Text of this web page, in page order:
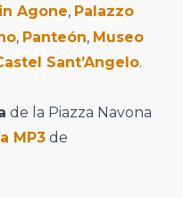
Agone, Palazzo
, Panteón, Museo
Sant’Angelo.
de la Piazza Navona
MP3 de